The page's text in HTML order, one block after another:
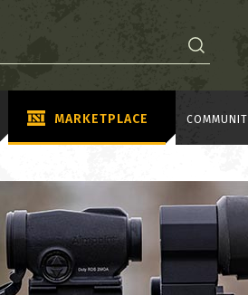
MARKETPLACE